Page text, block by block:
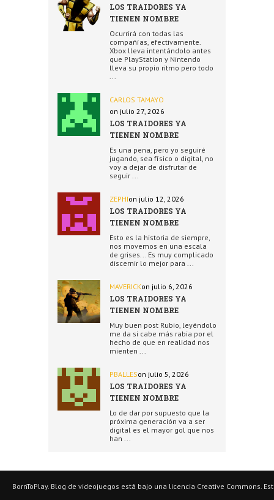
LOS TRAIDORES YA
TIENEN NOMBRE
Ocurrirá con todas las
compañías, efectivamente.
Xbox lleva intentándolo antes
que PlayStation y Nintendo
lleva su propio ritmo pero todo
CARLOS TAMAYO
on julio 27, 2026
LOS TRAIDORES YA
TIENEN NOMBRE
Es una pena, pero yo seguiré
jugando, sea físico o digital, no
voy a dejar de disfrutar de
seguir ...
ZEPHIon julio 12, 2026
LOS TRAIDORES YA
TIENEN NOMBRE
Esto es la historia de siempre,
nos movemos en una escala
de grises... Es muy complicado
discernir lo mejor para ...
MAVERICKon julio 6, 2026
LOS TRAIDORES YA
TIENEN NOMBRE
Muy buen post Rubio, leyéndolo
me da si cabe más rabia por el
hecho de que en realidad nos
mienten ...
PBALLESon julio 5, 2026
LOS TRAIDORES YA
TIENEN NOMBRE
Lo de dar por supuesto que la
próxima generación va a ser
digital es el mayor gol que nos
han ...
BornToPlay. Blog de videojuegos está bajo una licencia Creative Commons.